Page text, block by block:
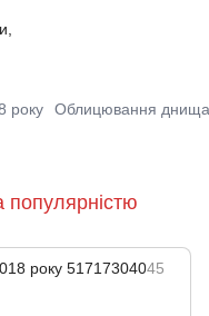
року Облицювання днища
популярністю